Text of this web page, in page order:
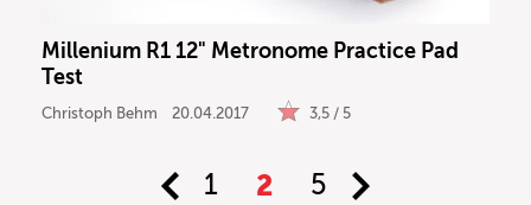
Millenium R1 12" Metronome Practice Pad
Test
Christoph Behm 20.04.2017 3,5 / 5
1 2 5